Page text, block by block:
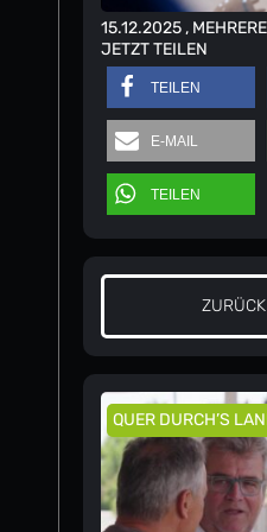
15.12.2025 ,
JETZT TEILEN
TEILEN
E-MAIL
TEILEN
QUER DURCH’S